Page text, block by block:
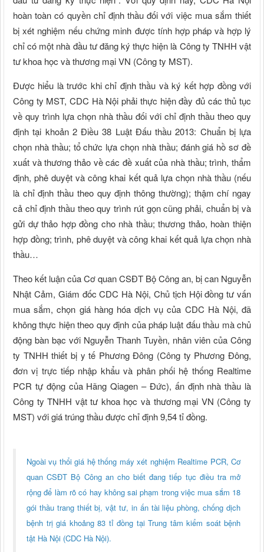
hoàn toàn có quyền chỉ định thầu đối với việc mua sắm thiết
bị xét nghiệm nếu chứng minh được tính hợp pháp và hợp lý
chỉ có một nhà đầu tư đăng ký thực hiện là Công ty TNHH vật
tư khoa học và thương mại VN (Công ty MST).
Được hiểu là trước khi chỉ định thầu và ký kết hợp đồng với
Công ty MST, CDC Hà Nội phải thực hiện đầy đủ các thủ tục
về quy trình lựa chọn nhà thầu đối với chỉ định thầu theo quy
định tại khoản 2 Điều 38 Luật Đấu thầu 2013: Chuẩn bị lựa
chọn nhà thầu; tổ chức lựa chọn nhà thầu; đánh giá hồ sơ đề
xuất và thương thảo về các đề xuất của nhà thầu; trình, thẩm
định, phê duyệt và công khai kết quả lựa chọn nhà thầu (nếu
là chỉ định thầu theo quy định thông thường); thậm chí ngay
cả chỉ định thầu theo quy trình rút gọn cũng phải, chuẩn bị và
gửi dự thảo hợp đồng cho nhà thầu; thương thảo, hoàn thiện
hợp đồng; trình, phê duyệt và công khai kết quả lựa chọn nhà
thầu…
Theo kết luận của Cơ quan CSĐT Bộ Công an, bị can Nguyễn
Nhật Cảm, Giám đốc CDC Hà Nội, Chủ tịch Hội đồng tư vấn
mua sắm, chọn giá hàng hóa dịch vụ của CDC Hà Nội, đã
không thực hiện theo quy định của pháp luật đấu thầu mà chủ
động bàn bạc với Nguyễn Thanh Tuyền, nhân viên của Công
ty TNHH thiết bị y tế Phương Đông (Công ty Phương Đông,
đơn vị trực tiếp nhập khẩu và phân phối hệ thống Realtime
PCR tự động của Hãng Qiagen – Đức), ấn định nhà thầu là
Công ty TNHH vật tư khoa học và thương mại VN (Công ty
MST) với giá trúng thầu được chỉ định 9,54 tỉ đồng.
Ngoài vụ thổi giá hệ thống máy xét nghiệm Realtime PCR, Cơ
quan CSĐT Bộ Công an cho biết đang tiếp tục điều tra mở
rộng để làm rõ có hay không sai phạm trong việc mua sắm 18
gói thầu trang thiết bị, vật tư, in ấn tài liệu phòng, chống dịch
bệnh trị giá khoảng 83 tỉ đồng tại Trung tâm kiểm soát bệnh
tật Hà Nội (CDC Hà Nội).